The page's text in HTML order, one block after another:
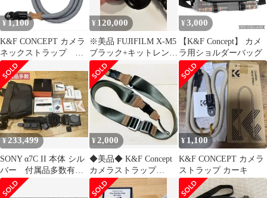
¥1,100
K&F CONCEPT カメラ
ネックストラップ グ
レー
¥ 120,000
※美品 FUJIFILM X-M5
ブラック+キットレンズ
+ K&Fフィルター
¥ 3,000
【K&F Concept】 カメ
ラ用ショルダーバッグ
¥233,499
SONY α7C II 本体 シル
バー 付属品多数有
り まとめ売り 【引
退】
¥2,000
◆美品◆ K&F Concept
カメラストラップ
Green グリーン
¥ 1,100
K&F CONCEPT カメラ
ストラップ カーキ